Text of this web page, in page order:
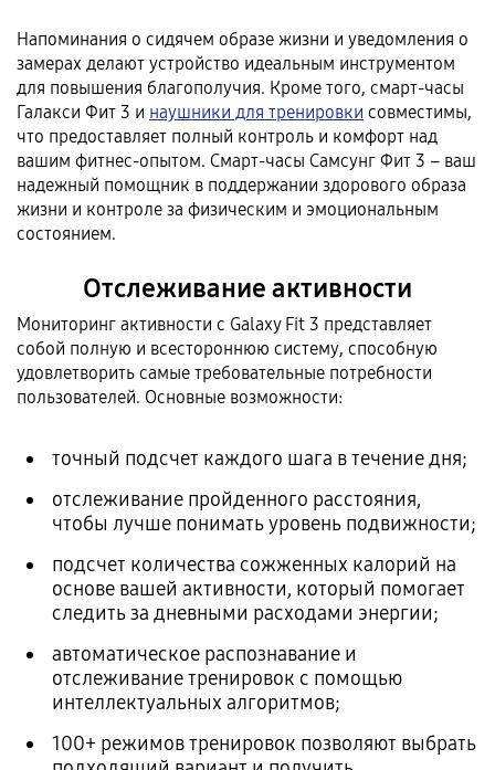
Напоминания о сидячем образе жизни и уведомления о
замерах делают устройство идеальным инструментом
для повышения благополучия. Кроме того, смарт-часы
Галакси Фит 3 и наушники для тренировки совместимы,
что предоставляет полный контроль и комфорт над
вашим фитнес-опытом. Cмарт-часы Cамсунг Фит 3 – ваш
надежный помощник в поддержании здорового образа
жизни и контроле за физическим и эмоциональным
состоянием.
Отслеживание активности
Мониторинг активности с Galaxy Fit 3 представляет
собой полную и всестороннюю систему, способную
удовлетворить самые требовательные потребности
пользователей. Основные возможности:
точный подсчет каждого шага в течение дня;
отслеживание пройденного расстояния,
чтобы лучше понимать уровень подвижности;
подсчет количества сожженных калорий на
основе вашей активности, который помогает
следить за дневными расходами энергии;
автоматическое распознавание и
отслеживание тренировок с помощью
интеллектуальных алгоритмов;
100+ режимов тренировок позволяют выбрать